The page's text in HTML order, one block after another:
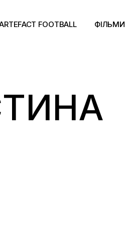
FOOTBALL ФІЛЬМИ